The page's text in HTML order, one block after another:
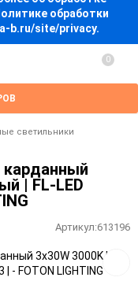
обработки
b.ru/site/privacy.
0
светильники
| FL-LED
Артикул:613196